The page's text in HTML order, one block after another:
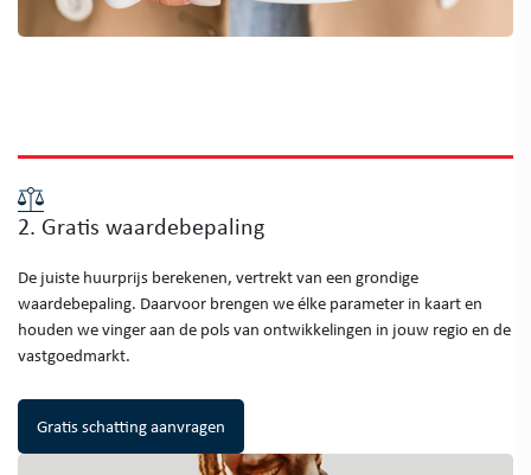
2. Gratis waardebepaling
De juiste huurprijs berekenen, vertrekt van een grondige
waardebepaling. Daarvoor brengen we élke parameter in kaart en
houden we vinger aan de pols van ontwikkelingen in jouw regio en de
vastgoedmarkt.
Gratis schatting aanvragen